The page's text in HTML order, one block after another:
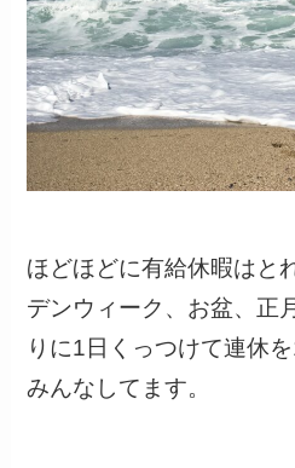
ほどほどに有給休暇はと
デンウィーク、お盆、正
りに1日くっつけて連休
みんなしてます。